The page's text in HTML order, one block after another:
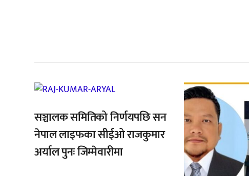
,
सञ्चालक समितिको निर्णयपछि सन
नेपाल लाइफका सीईओ राजकुमार
अर्याल पुनः जिम्मेवारीमा
,